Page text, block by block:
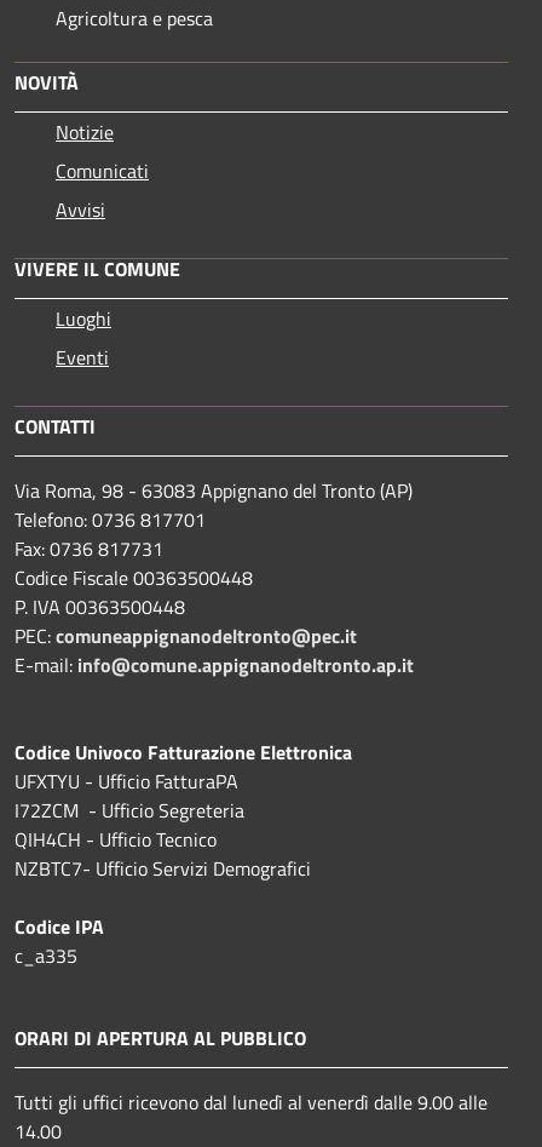
Agricoltura e pesca
NOVITÀ
Notizie
Comunicati
Avvisi
VIVERE IL COMUNE
Luoghi
Eventi
CONTATTI
Via Roma, 98 - 63083 Appignano del Tronto (AP)
Telefono: 0736 817701
Fax: 0736 817731
Codice Fiscale 00363500448
P. IVA 00363500448
PEC:comuneappignanodeltronto@pec.it
E-mail: info@comune.appignanodeltronto.ap.it
Codice Univoco Fatturazione Elettronica
UFXTYU - Ufficio FatturaPA
I72ZCM - Ufficio Segreteria
QIH4CH - Ufficio Tecnico
NZBTC7- Ufficio Servizi Demografici
Codice IPA
c_a335
ORARI DI APERTURA AL PUBBLICO
Tutti gli uffici ricevono dal lunedì al venerdì dalle 9.00 alle
14.00